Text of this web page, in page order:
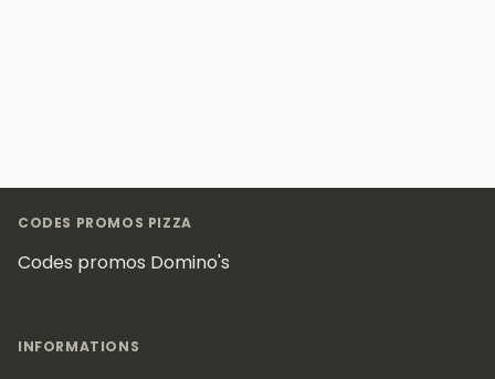
CODES PROMOS PIZZA
Codes promos Domino's
INFORMATIONS